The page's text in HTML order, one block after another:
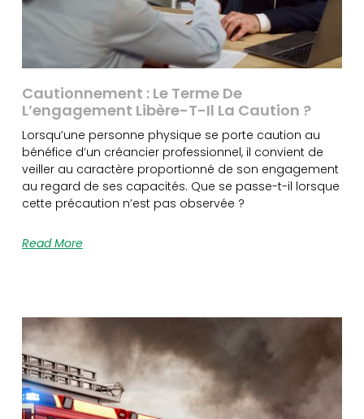
Cautionnement : Le Terme De
L’engagement Libère-T-Il La Caution ?
Lorsqu’une personne physique se porte caution au
bénéfice d’un créancier professionnel, il convient de
veiller au caractère proportionné de son engagement
au regard de ses capacités. Que se passe-t-il lorsque
cette précaution n’est pas observée ?
Read More